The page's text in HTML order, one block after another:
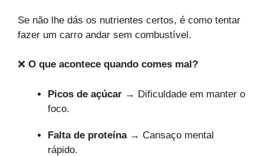
Se não lhe dás os nutrientes certos, é como tentar
fazer um carro andar sem combustível.
❌ O que acontece quando comes mal?
Picos de açúcar → Dificuldade em manter o
foco.
Falta de proteína→ Cansaço mental
rápido.